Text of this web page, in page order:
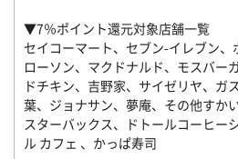
▼7％ポイント還元対象店舗一覧
セイコーマート、セブン‐イレブン、
ローソン、マクドナルド、モスバー
ドチキン、吉野家、サイゼリヤ、ガ
葉、ジョナサン、夢庵、その他すか
スターバックス、ドトールコーヒー
ル カフェ 、かっぱ寿司